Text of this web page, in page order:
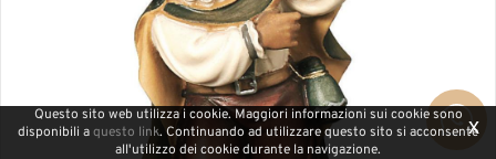
x
Questo sito web utilizza i cookie. Maggiori informazioni sui cookie sono
disponibili aquesto link. Continuando ad utilizzare questo sito si acconsente
all'utilizzo dei cookie durante la navigazione.